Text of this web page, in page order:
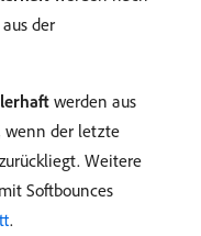
der
werden aus
wenn der letzte
Weitere
Softbounces
.